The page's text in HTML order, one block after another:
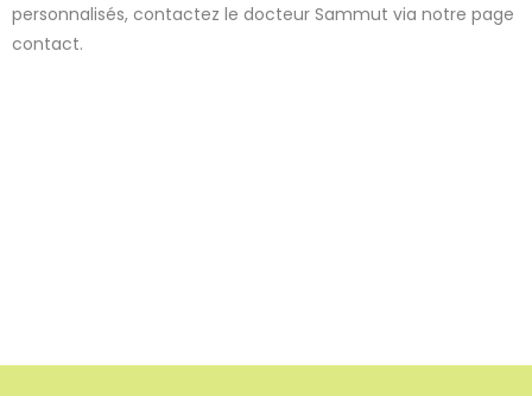
personnalisés, contactez le docteur Sammut via notre page
contact.